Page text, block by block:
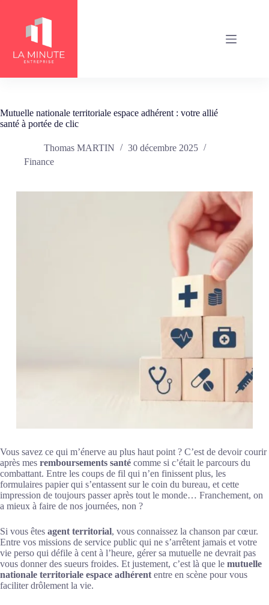
contenu
Mutuelle nationale territoriale espace adhérent : votre allié
santé à portée de clic
Thomas MARTIN
30 décembre 2025
Finance
Vous savez ce qui m’énerve au plus haut point ? C’est de devoir courir
après mes remboursements santé comme si c’était le parcours du
combattant. Entre les coups de fil qui n’en finissent plus, les
formulaires papier qui s’entassent sur le coin du bureau, et cette
impression de toujours passer après tout le monde… Franchement, on
a mieux à faire de nos journées, non ?
Si vous êtes agent territorial, vous connaissez la chanson par cœur.
Entre vos missions de service public qui ne s’arrêtent jamais et votre
vie perso qui défile à cent à l’heure, gérer sa mutuelle ne devrait pas
vous donner des sueurs froides. Et justement, c’est là que le mutuelle
nationale territoriale espace adhérent entre en scène pour vous
faciliter drôlement la vie.